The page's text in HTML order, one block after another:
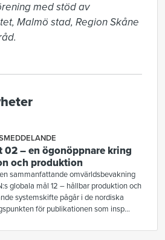
med stöd av
Malmö stad, Region Skåne
02 – en ögonöppnare kring
och produktion
sammanfattande omvärldsbevakning
globala mål 12 – hållbar produktion och
systemskifte pågår i de nordiska
för publikationen som insp...